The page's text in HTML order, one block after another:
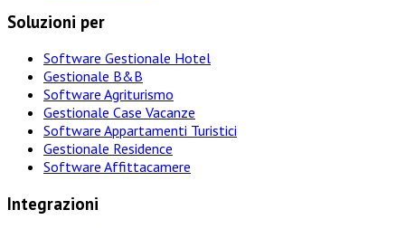
Soluzioni per
Software Gestionale Hotel
Gestionale B&B
Software Agriturismo
Gestionale Case Vacanze
Software Appartamenti Turistici
Gestionale Residence
Software Affittacamere
Integrazioni